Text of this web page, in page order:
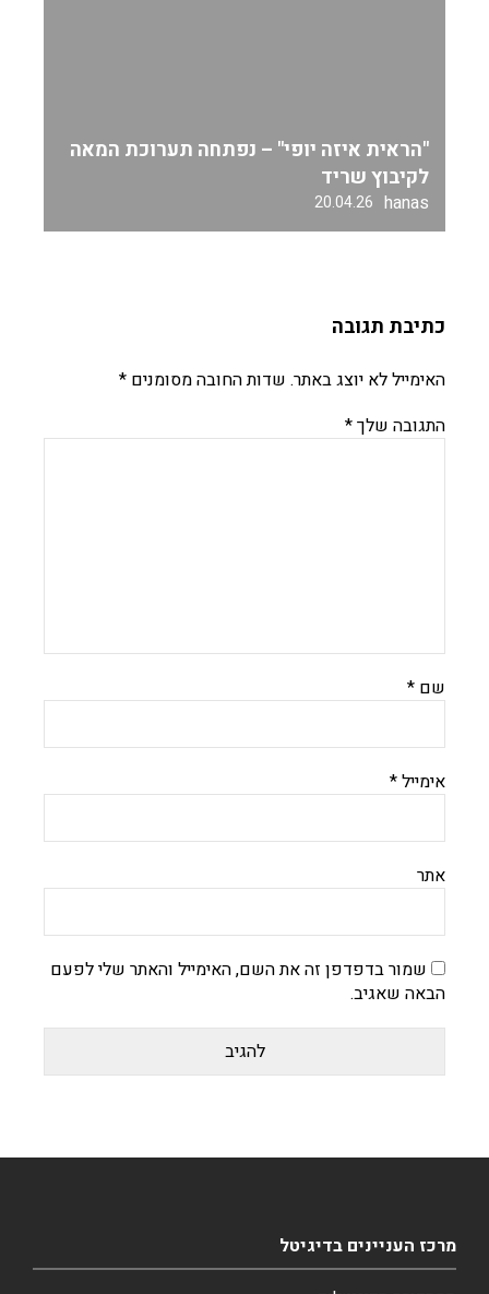
"הראית איזה יופי" – נפתחה תערוכת המאה
לקיבוץ שריד
hanas
20.04.26
כתיבת תגובה
האימייל לא יוצג באתר. שדות החובה מסומנים *
התגובה שלך*
שם *
אימייל*
אתר
שמור בדפדפן זה את השם, האימייל והאתר שלי לפעם
הבאה שאגיב.
מרכז העניינים בדיגיטל